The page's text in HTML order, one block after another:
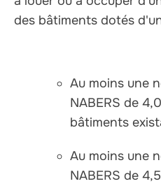
des bâtiments dotés
Au moins une
NABERS de
bâtiments
Au moins une
NABERS de